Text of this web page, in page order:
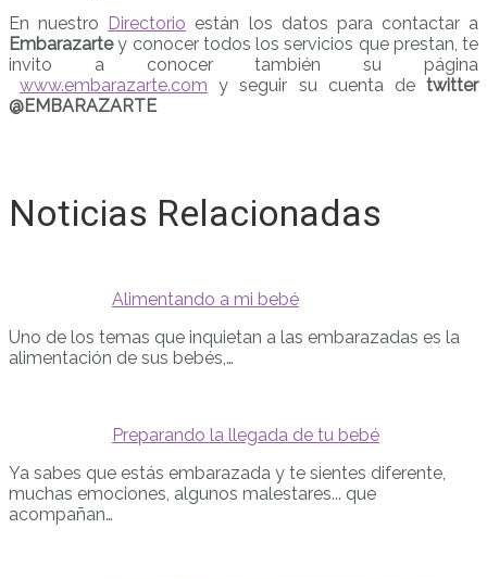
En nuestro Directorio están los datos para contactar a
Embarazartey conocer todos los servicios que prestan, te
invito a conocer también su página
www.embarazarte.com y seguir su cuenta detwitter
@EMBARAZARTE
Noticias Relacionadas
Alimentando a mi bebé
Uno de los temas que inquietan a las embarazadas es la
alimentación de sus bebés,…
Preparando la llegada de tu bebé
Ya sabes que estás embarazada y te sientes diferente,
muchas emociones, algunos malestares... que
acompañan…